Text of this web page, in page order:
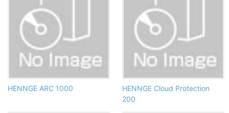
HENNGE ARC 1000
HENNGE Cloud Protection
200